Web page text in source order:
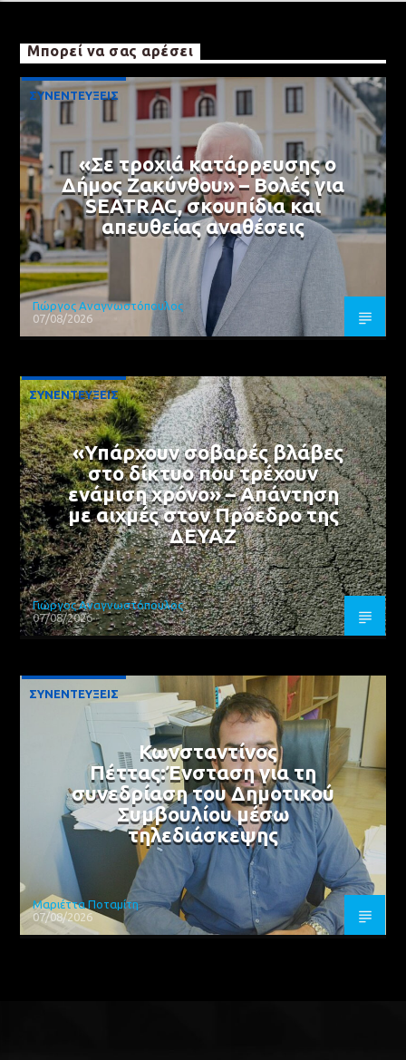
Μπορεί να σας αρέσει
ΣΥΝΕΝΤΕΥΞΕΙΣ
«Σε τροχιά κατάρρευσης ο
Δήμος Ζακύνθου» – Βολές για
SEATRAC, σκουπίδια και
απευθείας αναθέσεις
Γιώργος Αναγνωστόπουλος
07/08/2026
ΣΥΝΕΝΤΕΥΞΕΙΣ
«Υπάρχουν σοβαρές βλάβες
στο δίκτυο που τρέχουν
ενάμιση χρόνο» – Απάντηση
με αιχμές στον Πρόεδρο της
ΔΕΥΑΖ
Γιώργος Αναγνωστόπουλος
07/08/2026
ΣΥΝΕΝΤΕΥΞΕΙΣ
Κωνσταντίνος
Πέττας:Ένσταση για τη
συνεδρίαση του Δημοτικού
Συμβουλίου μέσω
τηλεδιάσκεψης
Μαριέττα Ποταμίτη
07/08/2026